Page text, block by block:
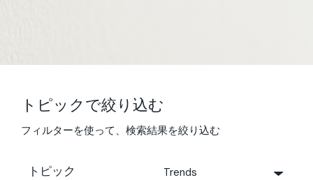
トピックで絞り込む
フィルターを使って、検索結果を絞り込む
トピック
Trends